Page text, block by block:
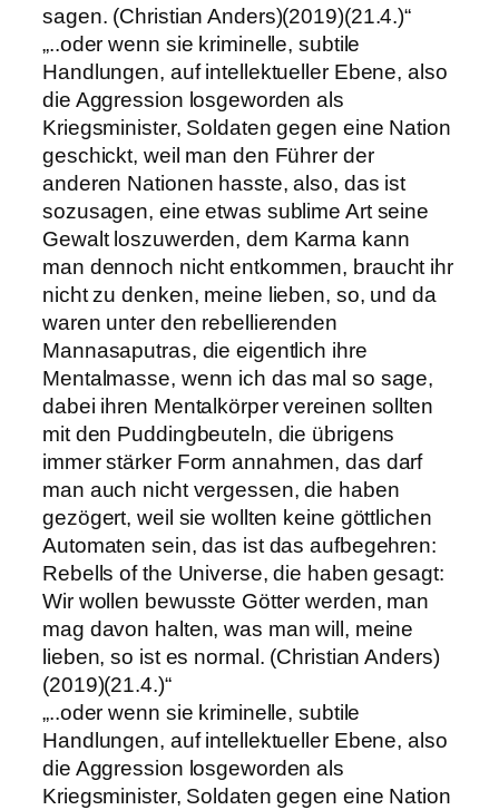
sagen. (Christian Anders)(2019)(21.4.)“
„..oder wenn sie kriminelle, subtile
Handlungen, auf intellektueller Ebene, also
die Aggression losgeworden als
Kriegsminister, Soldaten gegen eine Nation
geschickt, weil man den Führer der
anderen Nationen hasste, also, das ist
sozusagen, eine etwas sublime Art seine
Gewalt loszuwerden, dem Karma kann
man dennoch nicht entkommen, braucht ihr
nicht zu denken, meine lieben, so, und da
waren unter den rebellierenden
Mannasaputras, die eigentlich ihre
Mentalmasse, wenn ich das mal so sage,
dabei ihren Mentalkörper vereinen sollten
mit den Puddingbeuteln, die übrigens
immer stärker Form annahmen, das darf
man auch nicht vergessen, die haben
gezögert, weil sie wollten keine göttlichen
Automaten sein, das ist das aufbegehren:
Rebells of the Universe, die haben gesagt:
Wir wollen bewusste Götter werden, man
mag davon halten, was man will, meine
lieben, so ist es normal. (Christian Anders)
(2019)(21.4.)“
„..oder wenn sie kriminelle, subtile
Handlungen, auf intellektueller Ebene, also
die Aggression losgeworden als
Kriegsminister, Soldaten gegen eine Nation